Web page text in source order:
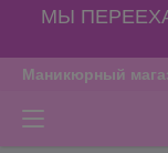
МЫ
Маникюрный